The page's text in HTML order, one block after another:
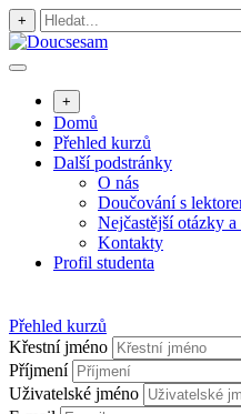
Přejít
k
+
+
Domů
Přehled kurzů
Další podstránky
O nás
Doučování s
Nejčastější otázky
Kontakty
Profil studenta
Přehled kurzů
Křestní jméno
Příjmení
Uživatelské jméno